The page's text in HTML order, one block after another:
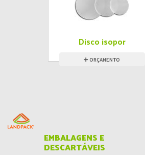
Disco isopor
ORÇAMENTO
EMBALAGENS E
DESCARTÁVEIS